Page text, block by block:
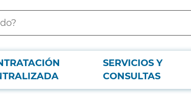
SERVICIOS Y
CONSULTAS
presión (SEMP) híbridas de aire y espuma y compresores